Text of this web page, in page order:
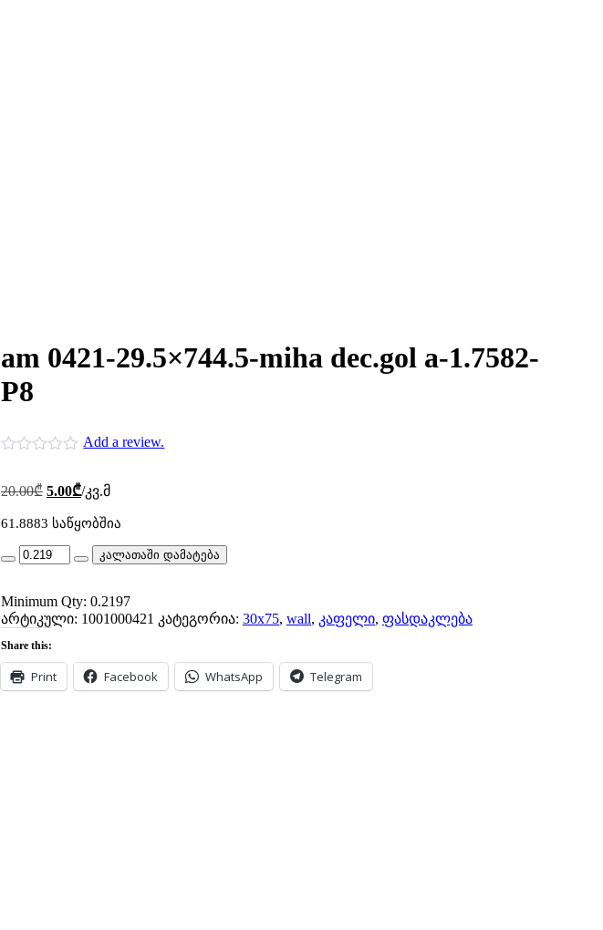
am 0421-29.5×744.5-miha dec.gol a-1.7582-
P8
Add a review.
20.00₾ Original
was:
5.00₾Current
price
is:
/კვ.მ
61.8883 საწყობშია
am
0421-
miha
dec.gol
1.7582-
P8
quantity
კალათაში დამატება
Minimum Qty: 0.2197
არტიკული: 1001000421 კატეგორია: 30x75, wall, კაფელი, ფასდაკლება
Share this:
Print Facebook WhatsApp Telegram